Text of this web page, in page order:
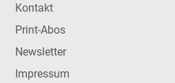
Kontakt
Print-Abos
Newsletter
Impressum